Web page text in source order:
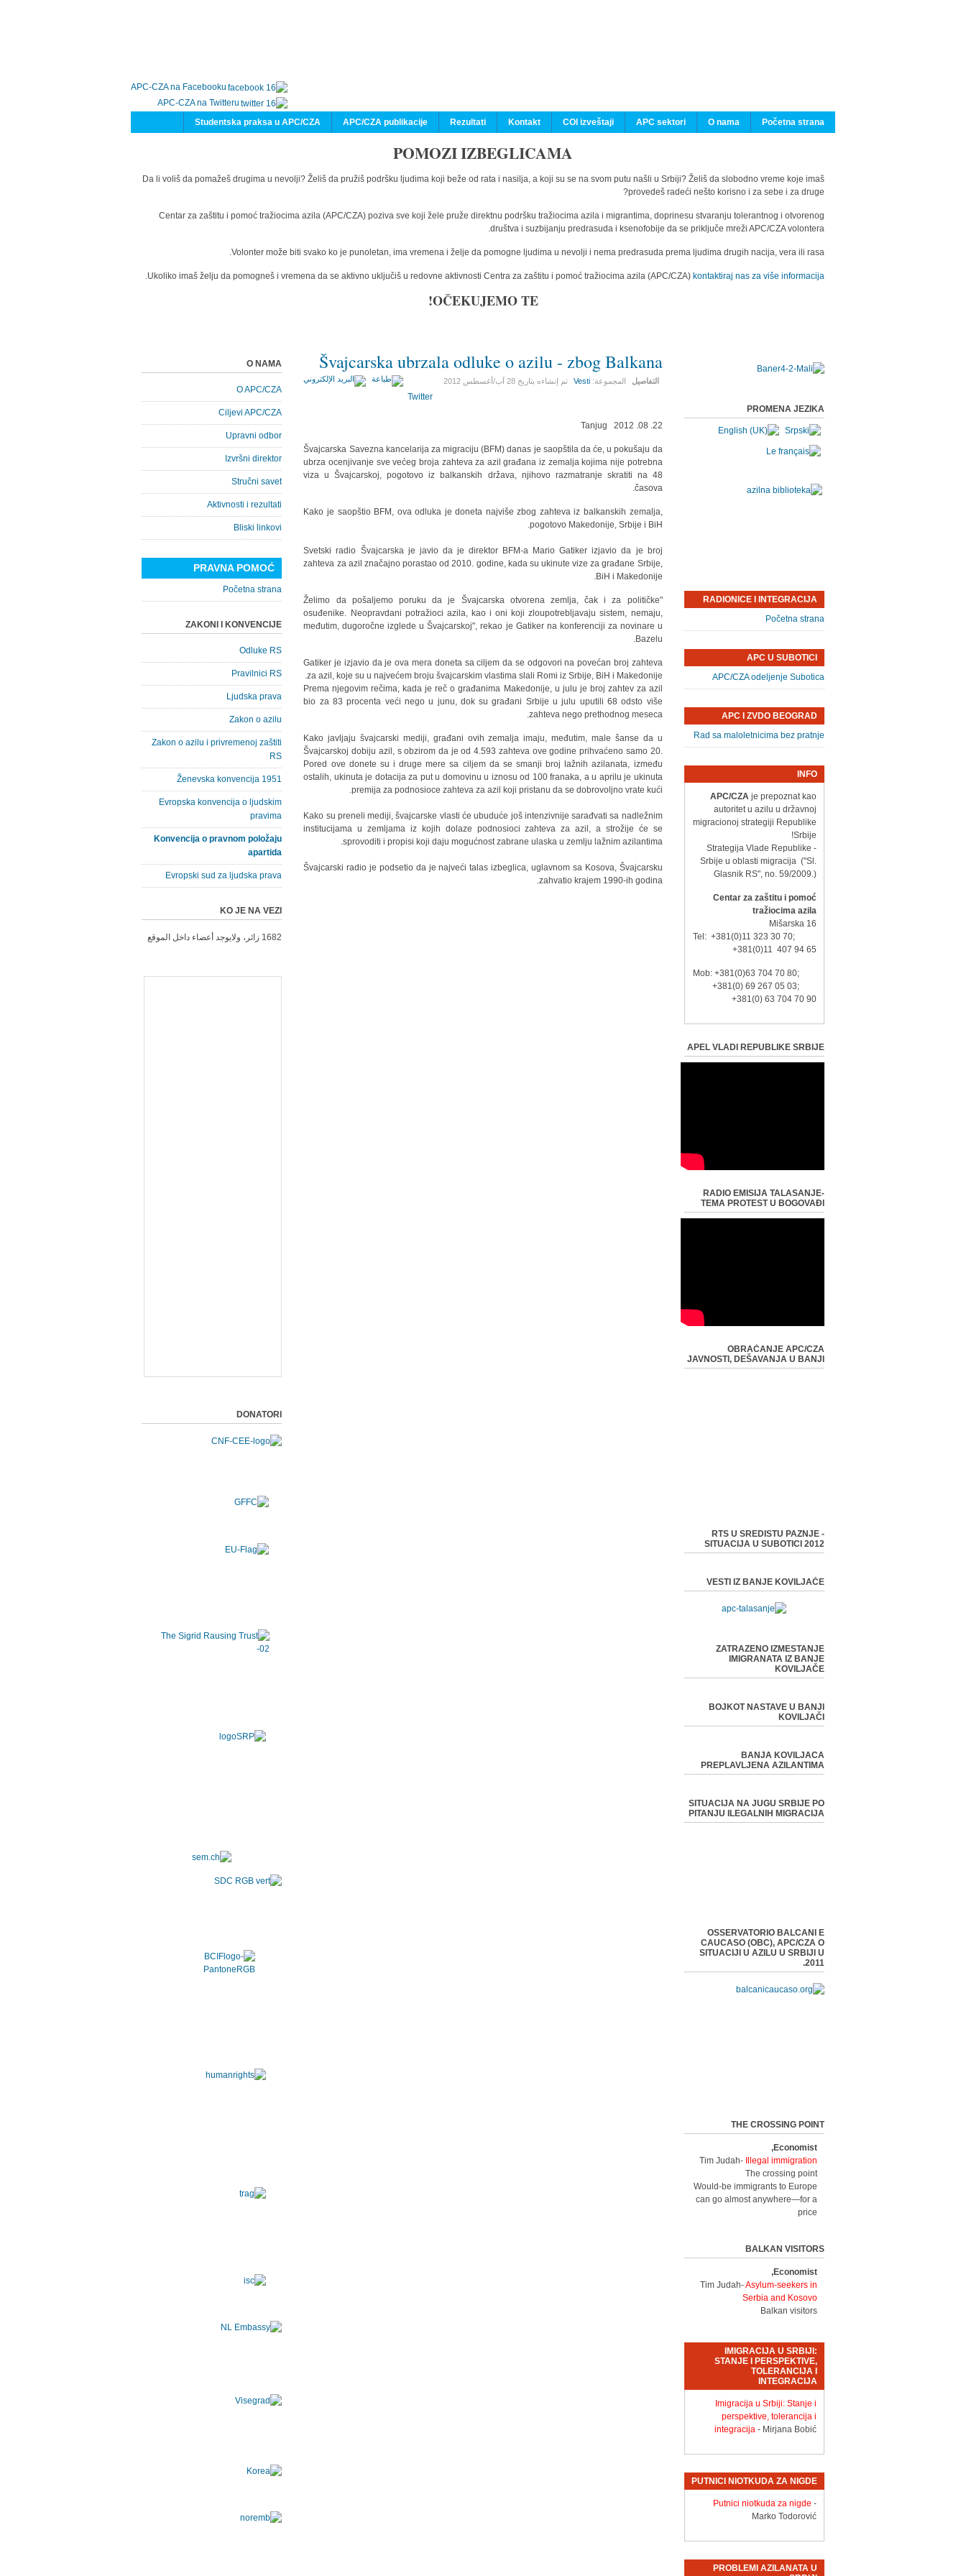
APC-CZA na Facebooku
APC-CZA na Twitteru
Početna strana
O nama
APC sektori
COI izveštaji
Kontakt
Rezultati
APC/CZA publikacije
Studentska praksa u APC/CZA
POMOZI IZBEGLICAMA
Da li voliš da pomažeš drugima u nevolji? Želiš da pružiš podršku ljudima koji beže od rata i nasilja, a koji su se na svom putu našli u Srbiji? Želiš da slobodno vreme koje imaš
provedeš radeći nešto korisno i za sebe i za druge?
Centar za zaštitu i pomoć tražiocima azila (APC/CZA) poziva sve koji žele pruže direktnu podršku tražiocima azila i migrantima, doprinesu stvaranju tolerantnog i otvorenog
društva i suzbijanju predrasuda i ksenofobije da se priključe mreži APC/CZA volontera.
Volonter može biti svako ko je punoletan, ima vremena i želje da pomogne ljudima u nevolji i nema predrasuda prema ljudima drugih nacija, vera ili rasa.
Ukoliko imaš želju da pomogneš i vremena da se aktivno uključiš u redovne aktivnosti Centra za zaštitu i pomoć tražiocima azila (APC/CZA) kontaktiraj nas za više informacija.
OČEKUJEMO TE!
Švajcarska ubrzala odluke o azilu - zbog Balkana
التفاصيل المجموعة:Vesti تم إنشاءه بتاريخ28 آب/أغسطس 2012
Twitter
22. 08. 2012 Tanjug
Švajcarska Savezna kancelarija za migraciju (BFM) danas je saopštila da će, u pokušaju da
ubrza ocenjivanje sve većeg broja zahteva za azil građana iz zemalja kojima nije potrebna
viza u Švajcarskoj, pogotovo iz balkanskih država, njihovo razmatranje skratiti na 48
časova.
Kako je saopštio BFM, ova odluka je doneta najviše zbog zahteva iz balkanskih zemalja,
pogotovo Makedonije, Srbije i BiH.
Svetski radio Švajcarska je javio da je direktor BFM-a Mario Gatiker izjavio da je broj
zahteva za azil značajno porastao od 2010. godine, kada su ukinute vize za građane Srbije,
BiH i Makedonije.
"Želimo da pošaljemo poruku da je Švajcarska otvorena zemlja, čak i za političke
osuđenike. Neopravdani potražioci azila, kao i oni koji zloupotrebljavaju sistem, nemaju,
međutim, dugoročne izglede u Švajcarskoj", rekao je Gatiker na konferenciji za novinare u
Bazelu.
Gatiker je izjavio da je ova mera doneta sa ciljem da se odgovori na povećan broj zahteva
za azil, koje su u najvećem broju švajcarskim vlastima slali Romi iz Srbije, BiH i Makedonije.
Prema njegovim rečima, kada je reč o građanima Makedonije, u julu je broj zahtev za azil
bio za 83 procenta veći nego u junu, dok su građani Srbije u julu uputili 68 odsto više
zahteva nego prethodnog meseca.
Kako javljaju švajcarski mediji, građani ovih zemalja imaju, međutim, male šanse da u
Švajcarskoj dobiju azil, s obzirom da je od 4.593 zahteva ove godine prihvaćeno samo 20.
Pored ove donete su i druge mere sa ciljem da se smanji broj lažnih azilanata, između
ostalih, ukinuta je dotacija za put u domovinu u iznosu od 100 franaka, a u aprilu je ukinuta
premija za podnosioce zahteva za azil koji pristanu da se dobrovoljno vrate kući.
Kako su preneli mediji, švajcarske vlasti će ubuduće još intenzivnije sarađvati sa nadležnim
institucijama u zemljama iz kojih dolaze podnosioci zahteva za azil, a strožije će se
sprovoditi i propisi koji daju mogućnost zabrane ulaska u zemlju lažnim azilantima.
Švajcarski radio je podsetio da je najveći talas izbeglica, uglavnom sa Kosova, Švajcarsku
zahvatio krajem 1990-ih godina.
O NAMA
O APC/CZA
Ciljevi APC/CZA
Upravni odbor
Izvršni direktor
Stručni savet
Aktivnosti i rezultati
Bliski linkovi
PRAVNA POMOĆ
Početna strana
ZAKONI I KONVENCIJE
Odluke RS
Pravilnici RS
Ljudska prava
Zakon o azilu
Zakon o azilu i privremenoj zaštiti
RS
Ženevska konvencija 1951
Evropska konvencija o ljudskim
pravima
Konvencija o pravnom položaju
apartida
Evropski sud za ljudska prava
KO JE NA VEZI
1682 زائر، ولايوجد أعضاء داخل الموقع
DONATORI
PROMENA JEZIKA
RADIONICE I INTEGRACIJA
Početna strana
APC U SUBOTICI
APC/CZA odeljenje Subotica
APC I ZVDO BEOGRAD
Rad sa maloletnicima bez pratnje
INFO
APC/CZA je prepoznat kao
autoritet u azilu u državnoj
migracionoj strategiji Republike
Srbije!
- Strategija Vlade Republike
Srbije u oblasti migracija ("Sl.
Glasnik RS", no. 59/2009.)
Centar za zaštitu i pomoć
tražiocima azila
Mišarska 16
Tel: +381(0)11 323 30 70;
+381(0)11 407 94 65
Mob: +381(0)63 704 70 80;
+381(0) 69 267 05 03;
+381(0) 63 704 70 90
APEL VLADI REPUBLIKE SRBIJE
RADIO EMISIJA TALASANJE-
TEMA PROTEST U BOGOVAĐI
OBRAĆANJE APC/CZA
JAVNOSTI, DEŠAVANJA U BANJI
RTS U SREDISTU PAZNJE -
SITUACIJA U SUBOTICI 2012
VESTI IZ BANJE KOVILJAČE
ZATRAZENO IZMESTANJE
IMIGRANATA IZ BANJE
KOVILJAČE
BOJKOT NASTAVE U BANJI
KOVILJAČI
BANJA KOVILJACA
PREPLAVLJENA AZILANTIMA
SITUACIJA NA JUGU SRBIJE PO
PITANJU ILEGALNIH MIGRACIJA
OSSERVATORIO BALCANI E
CAUCASO (OBC), APC/CZA O
SITUACIJI U AZILU U SRBIJI U
2011.
THE CROSSING POINT
Economist,
Tim Judah-
Illegal immigration
The crossing point
Would-be immigrants to Europe
can go almost anywhere—for a
price
BALKAN VISITORS
Economist,
Tim Judah-Asylum-seekers in
Serbia and Kosovo
Balkan visitors
IMIGRACIJA U SRBIJI:
STANJE I PERSPEKTIVE,
TOLERANCIJA I
INTEGRACIJA
Imigracija u Srbiji: Stanje i
perspektive, tolerancija i
integracija - Mirjana Bobić
PUTNICI NIOTKUDA ZA NIGDE
Putnici niotkuda za nigde -
Marko Todorović
PROBLEMI AZILANATA U